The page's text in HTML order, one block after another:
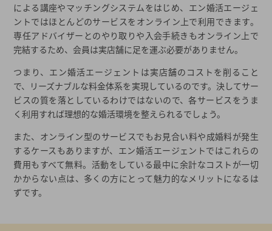
による講座やマッチングシステムをはじめ、エン婚活エージェ
ントではほとんどのサービスをオンライン上で利用できます。
専任アドバイザーとのやり取りや入会手続きもオンライン上で
完結するため、会員は実店舗に足を運ぶ必要がありません。
つまり、エン婚活エージェントは実店舗のコストを削ること
で、リーズナブルな料金体系を実現しているのです。決してサー
ビスの質を落としているわけではないので、各サービスをうま
く利用すれば理想的な婚活環境を整えられるでしょう。
また、オンライン型のサービスでもお見合い料や成婚料が発生
するケースもありますが、エン婚活エージェントではこれらの
費用もすべて無料。活動をしている最中に余計なコストが一切
かからない点は、多くの方にとって魅力的なメリットになるは
ずです。